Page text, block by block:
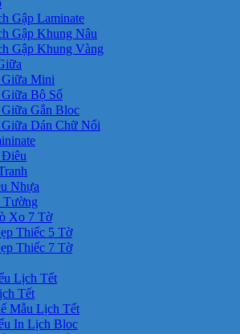
Gập Laminate
Gập Khung Nâu
Gập Khung Vàng
Mini
Bộ Số
Gắn Bloc
Dán Chữ Nổi
Nhựa
Xo 7 Tờ
Thiếc 5 Tờ
Thiếc 7 Tờ
Lịch Tết
Tết
Mẫu Lịch Tết
In Lịch Bloc